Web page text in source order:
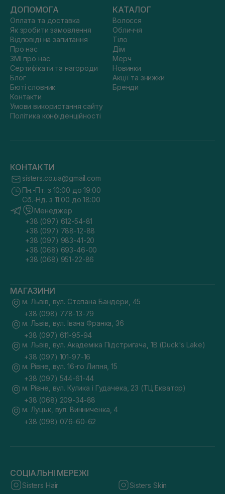
ДОПОМОГА
Оплата та доставка
Як зробити замовлення
Відповіді на запитання
Про нас
ЗМІ про нас
Сертифікати та нагороди
Блог
Бюті словник
Контакти
Умови використання сайту
Політика конфіденційності
КАТАЛОГ
Волосся
Обличчя
Тіло
Дім
Мерч
Новинки
Акції та знижки
Бренди
КОНТАКТИ
sisters.co.ua@gmail.com
Пн.-Пт. з 10:00 до 19:00
Сб.-Нд. з 11:00 до 18:00
Менеджер
+38 (097) 612-54-81
+38 (097) 788-12-88
+38 (097) 983-41-20
+38 (068) 693-46-00
+38 (068) 951-22-86
МАГАЗИНИ
м. Львів, вул. Степана Бандери, 45
+38 (098) 778-13-79
м. Львів, вул. Івана Франка, 36
+38 (097) 611-95-94
м. Львів, вул. Академіка Підстригача, 1В (Duck's Lake)
+38 (097) 101-97-16
м. Рівне, вул. 16-го Липня, 15
+38 (097) 544-61-44
м. Рівне, вул. Кулика і Гудачека, 23 (ТЦ Екватор)
+38 (068) 209-34-88
м. Луцьк, вул. Винниченка, 4
+38 (098) 076-60-62
СОЦІАЛЬНІ МЕРЕЖІ
Sisters Hair Sisters Skin